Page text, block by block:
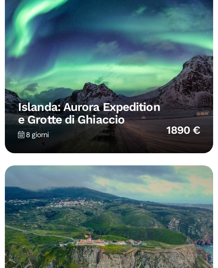
Islanda: Aurora Expedition
e Grotte di Ghiaccio
8 giorni 1890 €